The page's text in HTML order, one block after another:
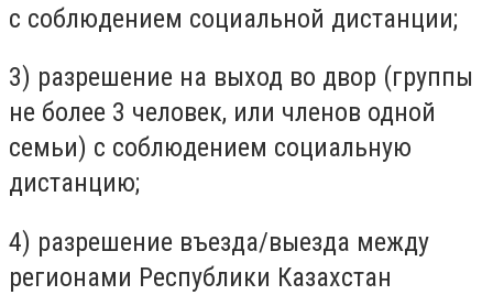
с соблюдением социальной дистанции;
3) разрешение на выход во двор (группы
не более 3 человек, или членов одной
семьи) с соблюдением социальную
дистанцию;
4) разрешение въезда/выезда между
регионами Республики Казахстан